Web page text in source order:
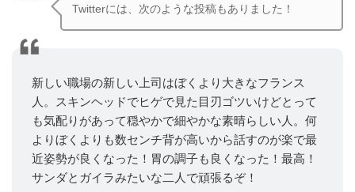
Twitterには、次のような投稿もありました！
新しい職場の新しい上司はぼくより大きなフランス
人。スキンヘッドでヒゲで見た目刃ゴツいけどとって
も気配りがあって穏やかで細やかな素晴らしい人。何
よりぼくよりも数センチ背が高いから話すのが楽で最
近姿勢が良くなった！胃の調子も良くなった！最高！
サンダとガイラみたいな二人で頑張るぞ！